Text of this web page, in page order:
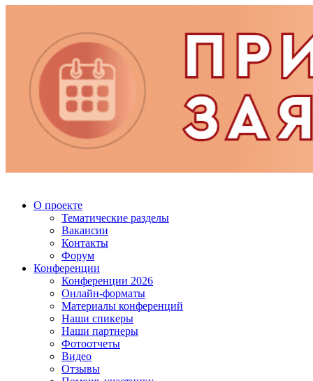
О проекте
Тематические разделы
Вакансии
Контакты
Форум
Конференции
Конференции 2026
Онлайн-форматы
Материалы конференций
Наши спикеры
Наши партнеры
Фотоотчеты
Видео
Отзывы